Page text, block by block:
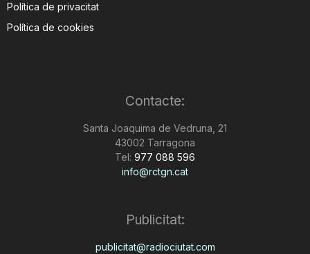
Política de privacitat
Política de cookies
Contacte:
Santa Joaquima de Vedruna, 21
43002 Tarragona
Tel: 977 088 596
info@rctgn.cat
Publicitat:
publicitat@radiociutat.com